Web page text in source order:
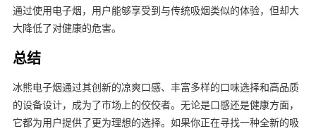
通过使用电子烟，用户能够享受到与传统吸烟类似的体验，但却大
大降低了对健康的危害。
总结
冰熊电子烟通过其创新的凉爽口感、丰富多样的口味选择和高品质
的设备设计，成为了市场上的佼佼者。无论是口感还是健康方面，
它都为用户提供了更为理想的选择。如果你正在寻找一种全新的吸